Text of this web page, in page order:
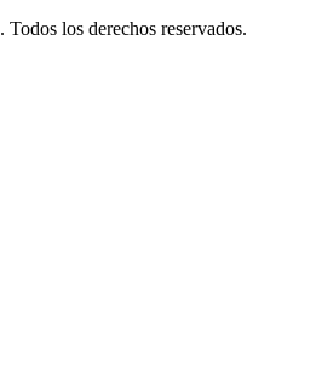
. Todos los derechos reservados.